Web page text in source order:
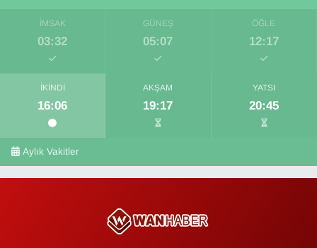
İMSAK
03:32
GÜNEŞ
05:07
ÖĞLE
12:17
İKINDI
16:06
AKŞAM
19:17
YATSI
20:45
Aylık Vakitler